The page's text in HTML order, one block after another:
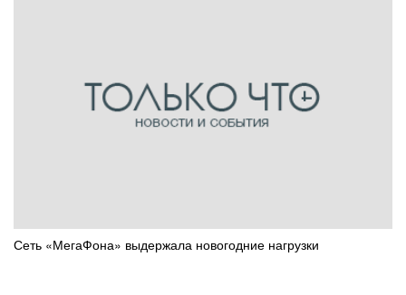
Сеть «МегаФона» выдержала новогодние нагрузки